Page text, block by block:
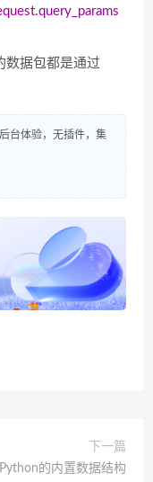
数据包都是通过
台体验，无插件，集
下一篇
Python的内置数据结构